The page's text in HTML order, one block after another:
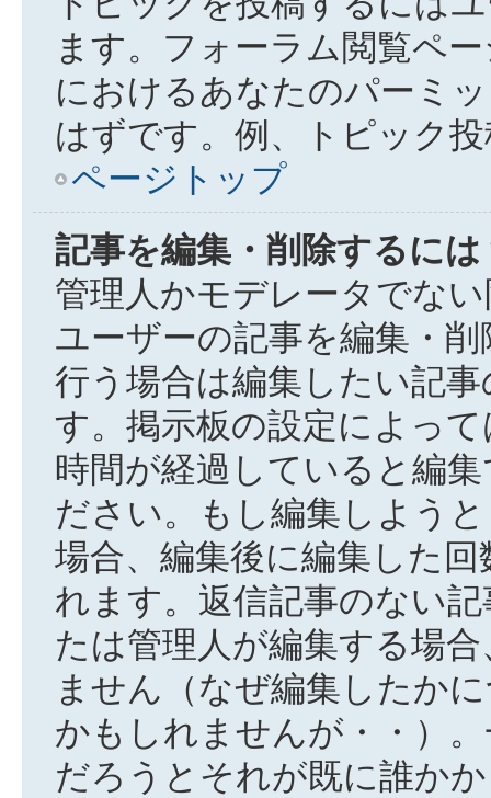
ます。フォーラム閲覧ペ
におけるあなたのパーミ
はずです。例、トピック
ページトップ
記事を編集・削除するには
管理人かモデレータでな
ユーザーの記事を編集・
行う場合は編集したい記
す。掲示板の設定によっ
時間が経過していると編
ださい。もし編集しよう
場合、編集後に編集した
れます。返信記事のない
たは管理人が編集する場
ません（なぜ編集したか
かもしれませんが・・）
だろうとそれが既に誰か